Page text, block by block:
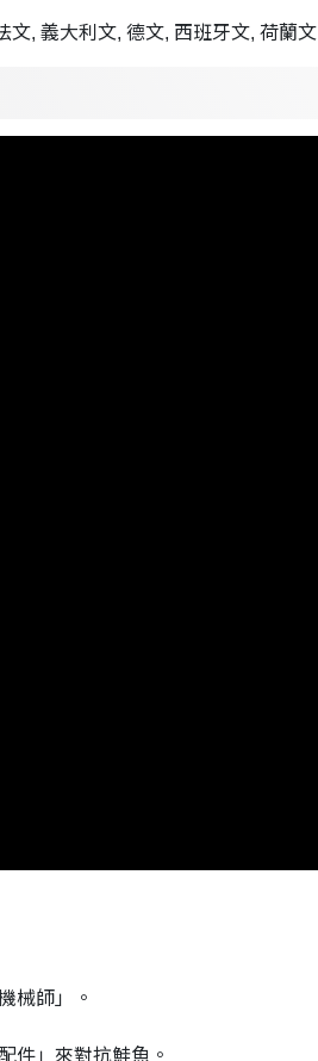
文, 義大利文, 德文, 西班牙文, 荷蘭文
械師」。
件」來對抗鮭魚。